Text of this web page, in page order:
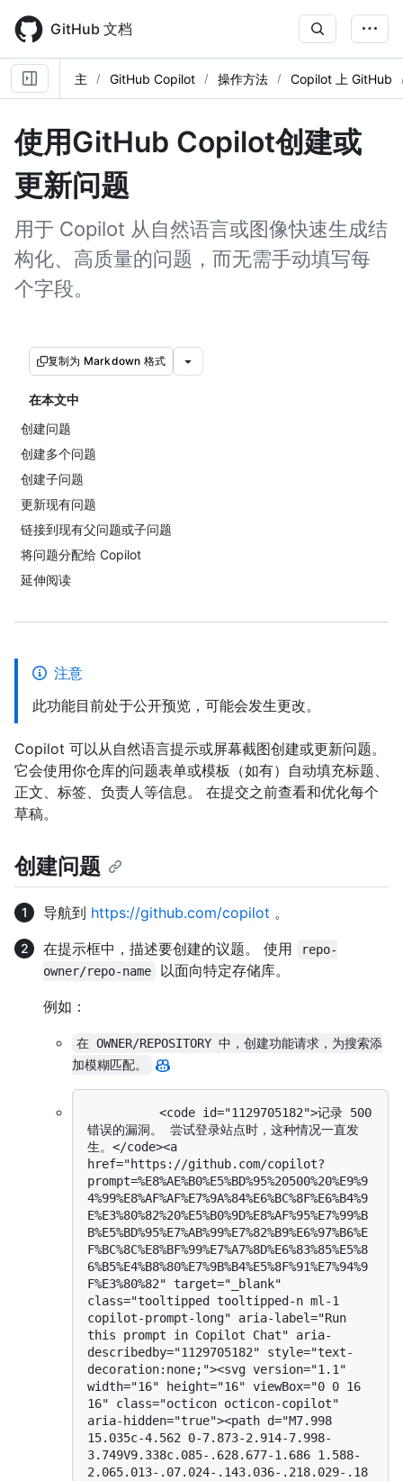
main
content
GitHub 文档
主 GitHub Copilot 操作方法 Copilot 上 GitHub
使用GitHub Copilot创建或
更新问题
用于 Copilot 从自然语言或图像快速生成结
构化、高质量的问题，而无需手动填写每
个字段。
复制为 Markdown 格式
在本文中
创建问题
创建多个问题
创建子问题
更新现有问题
链接到现有父问题或子问题
将问题分配给 Copilot
延伸阅读
注意
此功能目前处于公开预览，可能会发生更改。
Copilot 可以从自然语言提示或屏幕截图创建或更新问题。
它会使用你仓库的问题表单或模板（如有）自动填充标题、
正文、标签、负责人等信息。 在提交之前查看和优化每个
草稿。
创建问题
导航到 https://github.com/copilot 。
在提示框中，描述要创建的议题。 使用
repo-
owner/repo-name
以面向特定存储库。
例如：
在 OWNER/REPOSITORY 中，创建功能请求，为搜索添
加模糊匹配。
错误的漏洞。 尝试登录站点时，这种情况一直发
生。</code><a
href="https://github.com/copilot?
prompt=%E8%AE%B0%E5%BD%95%20500%20%E9%9
4%99%E8%AF%AF%E7%9A%84%E6%BC%8F%E6%B4%9
E%E3%80%82%20%E5%B0%9D%E8%AF%95%E7%99%B
B%E5%BD%95%E7%AB%99%E7%82%B9%E6%97%B6%E
F%BC%8C%E8%BF%99%E7%A7%8D%E6%83%85%E5%8
6%B5%E4%B8%80%E7%9B%B4%E5%8F%91%E7%94%9
F%E3%80%82" target="_blank"
class="tooltipped tooltipped-n ml-1
copilot-prompt-long" aria-label="Run
this prompt in Copilot Chat" aria-
describedby="1129705182" style="text-
decoration:none;"><svg version="1.1"
width="16" height="16" viewBox="0 0 16
16" class="octicon octicon-copilot"
aria-hidden="true"><path d="M7.998
15.035c-4.562 0-7.873-2.914-7.998-
3.749V9.338c.085-.628.677-1.686 1.588-
2.065.013-.07.024-.143.036-.218.029-.18